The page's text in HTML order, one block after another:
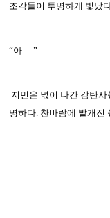
조각들이 투명하게 빛났
“아….”
지민은 넋이 나간 감탄
명하다. 찬바람에 발개진